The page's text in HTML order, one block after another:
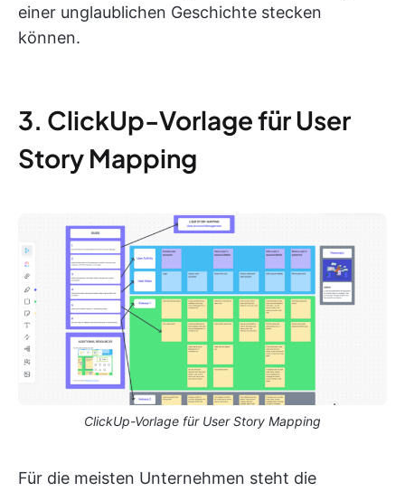
einer unglaublichen Geschichte stecken
können.
3. ClickUp-Vorlage für User
Story Mapping
ClickUp-Vorlage für User Story Mapping
Für die meisten Unternehmen steht die